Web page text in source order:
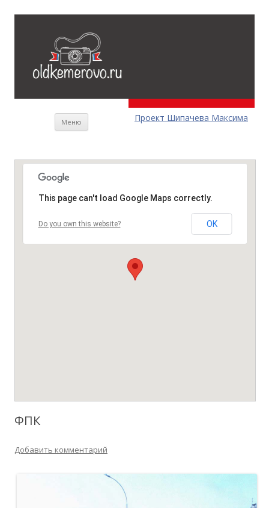
Проект Шипачева Максима
Меню Перейти к содержимому
This page can't load Google Maps correctly.
Do you own this website? OK
ФПК
Добавить комментарий